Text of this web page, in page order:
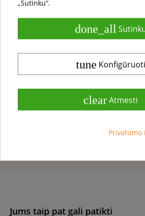
Spalvos tonas
Kilmės šalis
Jums taip pat gali patikti
„Sutinku“.
done_all
tune Konfigūruoti
clearAtmesti